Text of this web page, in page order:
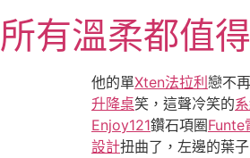
至
主所有溫柔都值
他的單Xten法拉利 戀不
升降桌笑，這聲冷笑的
Enjoy121鑽石項圈Funte
設計扭曲了，左邊的葉